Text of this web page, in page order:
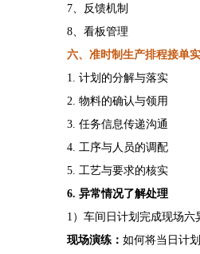
7、反馈机制
8、看板管理
六、准时制生产排程接单
1. 计划的分解与落实
2. 物料的确认与领用
3. 任务信息传递沟通
4. 工序与人员的调配
5. 工艺与要求的核实
6. 异常情况了解处理
1）车间日计划完成现场六
现场演练： 如何将当日计